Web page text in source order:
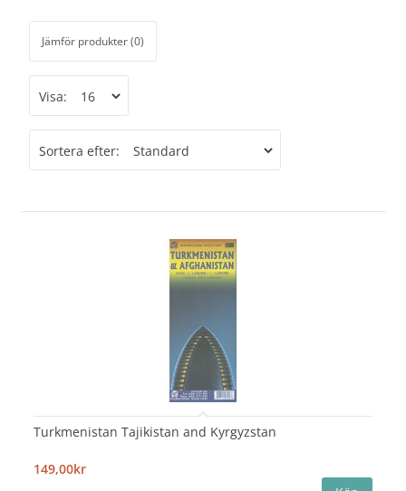
Jämför produkter (0)
Visa:
Sortera efter:
Turkmenistan Tajikistan and Kyrgyzstan
149,00kr